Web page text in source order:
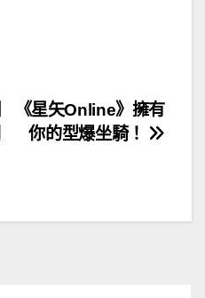
《星矢Online》擁有
你的型爆坐騎！